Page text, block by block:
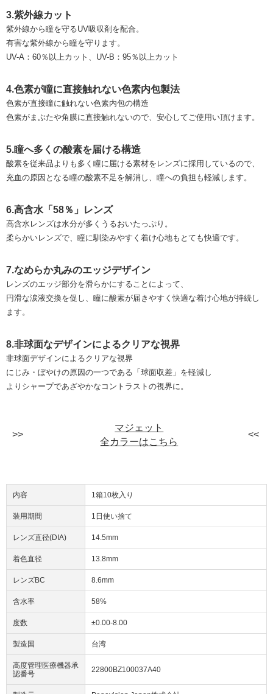
3.紫外線カット
紫外線から瞳を守るUV吸収剤を配合。
有害な紫外線から瞳を守ります。
UV-A：60％以上カット、UV-B：95％以上カット
4.色素が瞳に直接触れない色素内包製法
色素が直接瞳に触れない色素内包の構造
色素がまぶたや角膜に直接触れないので、安心してご使用い頂けます。
5.瞳へ多くの酸素を届ける構造
酸素を従来品よりも多く瞳に届ける素材をレンズに採用しているので、
充血の原因となる瞳の酸素不足を解消し、瞳への負担も軽減します。
6.高含水「58％」レンズ
高含水レンズは水分が多くうるおいたっぷり。
柔らかいレンズで、瞳に馴染みやすく着け心地もとても快適です。
7.なめらか丸みのエッジデザイン
レンズのエッジ部分を滑らかにすることによって、
円滑な涙液交換を促し、瞳に酸素が届きやすく快適な着け心地が持続し
ます。
8.非球面なデザインによるクリアな視界
非球面デザインによるクリアな視界
にじみ・ぼやけの原因の一つである「球面収差」を軽減し
よりシャープであざやかなコントラストの視界に。
マジェット
全カラーはこちら
内容 1箱10枚入り
装用期間 1日使い捨て
レンズ直径(DIA) 14.5mm
着色直径 13.8mm
レンズBC 8.6mm
含水率 58%
度数 ±0.00-8.00
製造国 台湾
高度管理医療機器承
認番号
22800BZ100037A40